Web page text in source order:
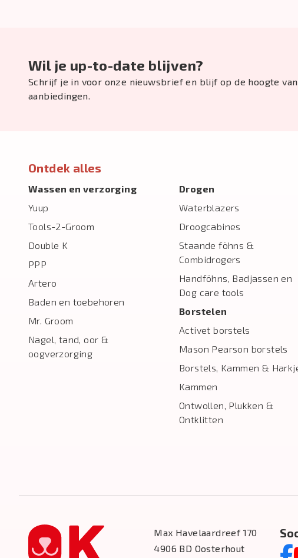
Wil je up-to-date blijven?
Schrijf je in voor onze nieuwsbrief en blijf op de hoogte
aanbiedingen.
Ontdek alles
Wassen en verzorging
Yuup
Tools-2-Groom
Double K
PPP
Artero
Baden en toebehoren
Mr. Groom
Nagel, tand, oor &
oogverzorging
Drogen
Waterblazers
Droogcabines
Staande föhns &
Combidrogers
Handföhns, Badjassen en
Dog care tools
Borstelen
Activet borstels
Mason Pearson borstels
Borstels, Kammen &
Kammen
Ontwollen, Plukken &
Ontklitten
Max Havelaardreef 170
4906 BD Oosterhout